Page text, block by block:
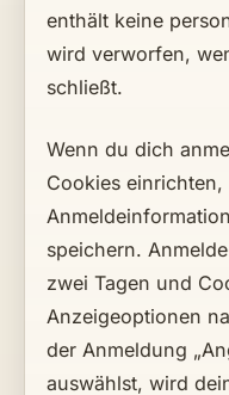
enthält keine
wird verworfen,
schließt.
Wenn du dich
Cookies einrichten,
speichern.
zwei Tagen und
Anzeigeoptionen
der Anmeldung
auswählst, wird